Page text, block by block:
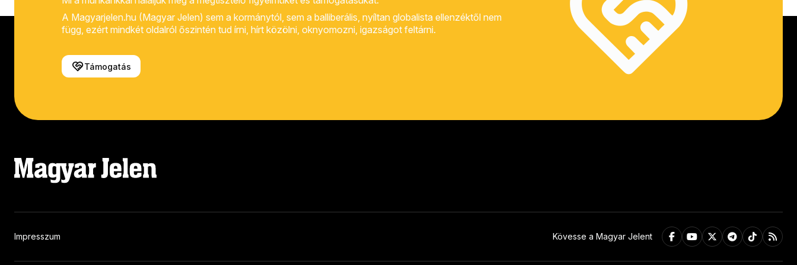
A Magyarjelen.hu (Magyar Jelen) sem a kormánytól, sem a balliberális, nyíltan globalista ellenzéktől nem
függ, ezért mindkét oldalról őszintén tud írni, hírt közölni, oknyomozni, igazságot feltárni.
Támogatás
Impresszum Kövesse a Magyar Jelent